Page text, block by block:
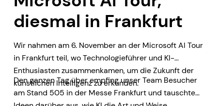
diesmal in Frankfurt
Wir nahmen am 6. November an der Microsoft AI Tour
in Frankfurt teil, wo Technologieführer und KI-
Enthusiasten zusammenkamen, um die Zukunft der
künstlichen Intelligenz zu erkunden.
Den ganzen Tag über empfing unser Team Besucher
am Stand 505 in der Messe Frankfurt und tauschte